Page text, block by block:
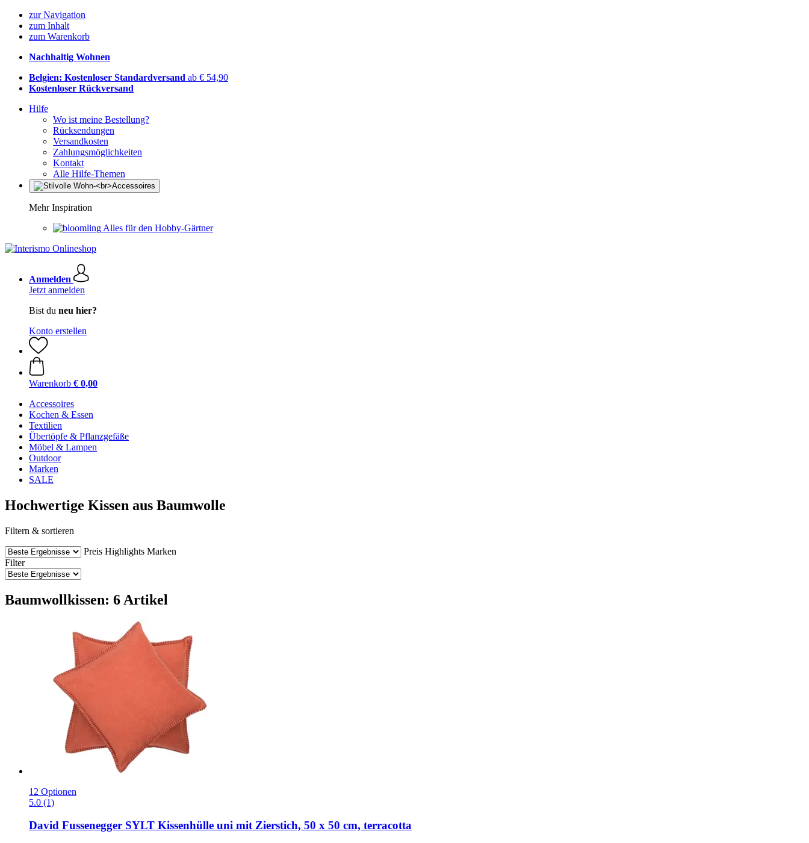
zur Navigation
zum Inhalt
zum Warenkorb
Nachhaltig Wohnen
Belgien: Kostenloser Standardversand ab € 54,90
Kostenloser Rückversand
Hilfe
Wo ist meine Bestellung?
Rücksendungen
Versandkosten
Zahlungsmöglichkeiten
Kontakt
Alle Hilfe-Themen
Mehr Inspiration
Alles für den Hobby-Gärtner
Anmelden
Jetzt anmelden
Bist du neu hier?
Konto erstellen
Warenkorb € 0,00
Accessoires
Kochen & Essen
Textilien
Übertöpfe & Pflanzgefäße
Möbel & Lampen
Outdoor
Marken
SALE
Hochwertige Kissen aus Baumwolle
Filtern & sortieren
Preis Highlights Marken
Filter
Baumwollkissen: 6 Artikel
12 Optionen
5.0 (1)
David Fussenegger SYLT Kissenhülle uni mit Zierstich, 50 x 50 cm, terracotta